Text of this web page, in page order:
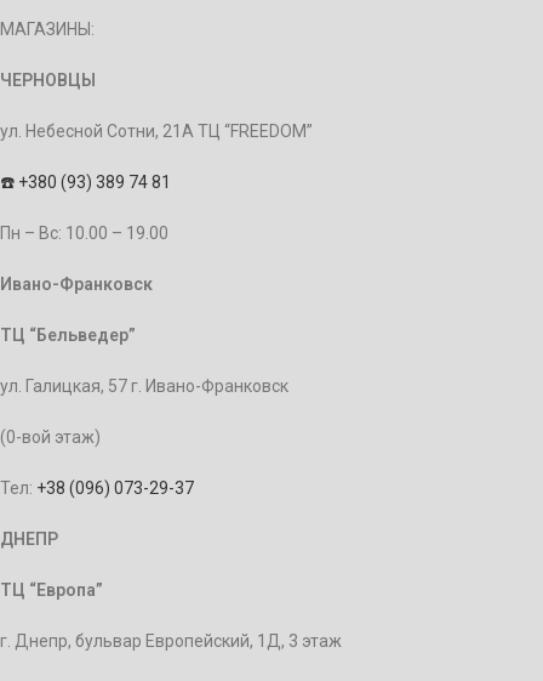
МАГАЗИНЫ:
ЧЕРНОВЦЫ
ул. Небесной Сотни, 21А ТЦ “FREEDOM”
☎️ +380 (93) 389 74 81
Пн – Bc: 10.00 – 19.00
Ивано-Франковск
ТЦ “Бельведер”
ул. Галицкая, 57 г. Ивано-Франковск
(0-вой этаж)
Тел: +38 (096) 073-29-37
ДНЕПР
ТЦ “Европа”
г. Днепр, бульвар Европейский, 1Д, 3 этаж